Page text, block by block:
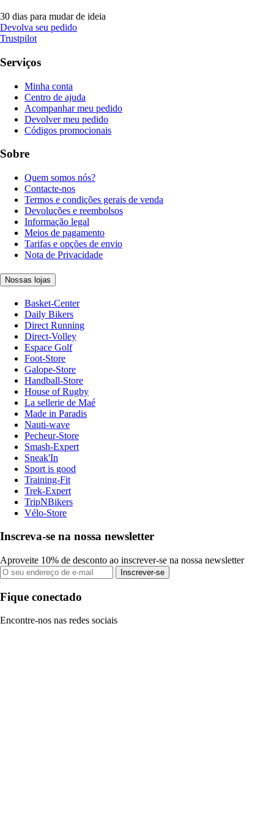
30 dias para mudar de ideia
Devolva seu pedido
Trustpilot
Serviços
Minha conta
Centro de ajuda
Acompanhar meu pedido
Devolver meu pedido
Códigos promocionais
Sobre
Quem somos nós?
Contacte-nos
Termos e condições gerais de venda
Devoluções e reembolsos
Informação legal
Meios de pagamento
Tarifas e opções de envio
Nota de Privacidade
Nossas lojas
Basket-Center
Daily Bikers
Direct Running
Direct-Volley
Espace Golf
Foot-Store
Galope-Store
Handball-Store
House of Rugby
La sellerie de Maé
Made in Paradis
Nauti-wave
Pecheur-Store
Smash-Expert
Sneak'In
Sport is good
Training-Fit
Trek-Expert
TripNBikers
Vélo-Store
Inscreva-se na nossa newsletter
Aproveite 10% de desconto ao inscrever-se na nossa newsletter
Inscrever-se
Fique conectado
Encontre-nos nas redes sociais